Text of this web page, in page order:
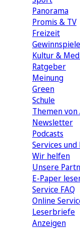
Panorama
Promis & TV
Freizeit
Gewinnspiele
Kultur &
Ratgeber
Meinung
Green
Schule
Themen von
Newsletter
Podcasts
Services
Wir helfen
Unsere
E-Paper
Service FAQ
Online
Leserbriefe
Anzeigen